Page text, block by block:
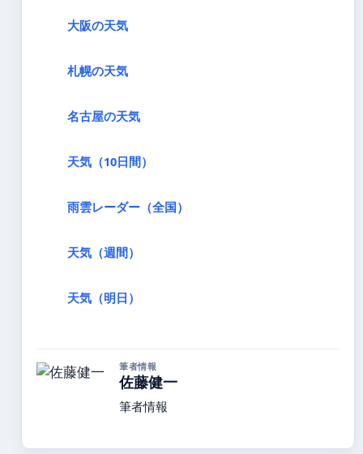
大阪の天気
札幌の天気
名古屋の天気
天気（10日間）
雨雲レーダー（全国）
天気（週間）
天気（明日）
筆者情報
佐藤健一
筆者情報